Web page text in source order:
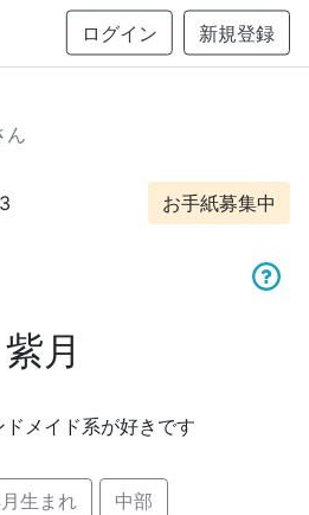
ログイン 新規登録
ん
お手紙募集中
紫月
メイド系が好きです
生まれ 中部